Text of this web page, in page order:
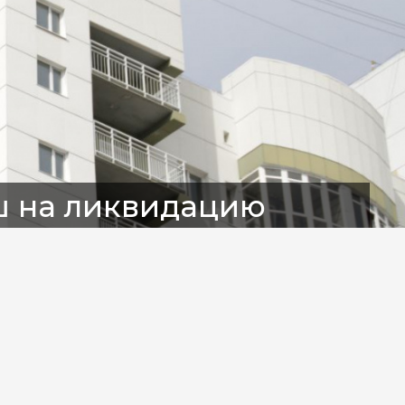
на ликвидацию